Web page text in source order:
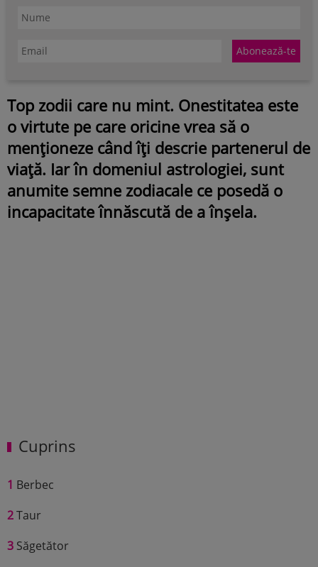
Top zodii care nu mint. Onestitatea este
o virtute pe care oricine vrea să o
menționeze când îți descrie partenerul de
viață. Iar în domeniul astrologiei, sunt
anumite semne zodiacale ce posedă o
incapacitate înnăscută de a înșela.
Cuprins
1 Berbec
2Taur
3 Săgetător